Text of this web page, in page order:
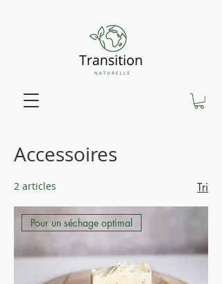
Accessoires
2 articles Tri
Pour un séchage optimal